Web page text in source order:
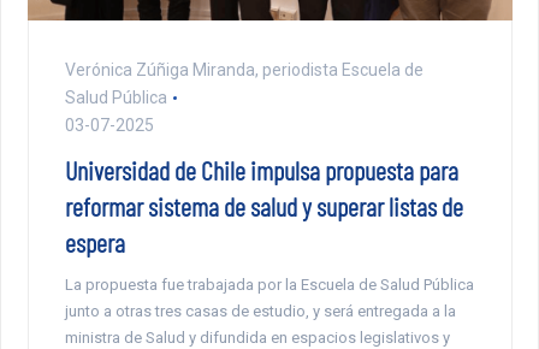
Verónica Zúñiga Miranda, periodista Escuela de
Salud Pública
03-07-2025
Universidad de Chile impulsa propuesta para
reformar sistema de salud y superar listas de
espera
La propuesta fue trabajada por la Escuela de Salud Pública
junto a otras tres casas de estudio, y será entregada a la
ministra de Salud y difundida en espacios legislativos y